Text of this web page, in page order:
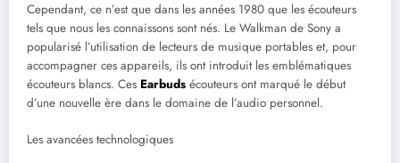
Cependant, ce n’est que dans les années 1980 que les écouteurs
tels que nous les connaissons sont nés. Le Walkman de Sony a
popularisé l’utilisation de lecteurs de musique portables et, pour
accompagner ces appareils, ils ont introduit les emblématiques
écouteurs blancs. Ces Earbuds écouteurs ont marqué le début
d’une nouvelle ère dans le domaine de l’audio personnel.
Les avancées technologiques